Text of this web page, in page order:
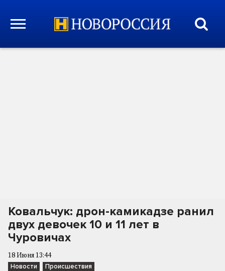
Ковальчук: дрон-камикадзе ранил
двух девочек 10 и 11 лет в
Чуровичах
18 Июня 13:44
Новости Происшествия